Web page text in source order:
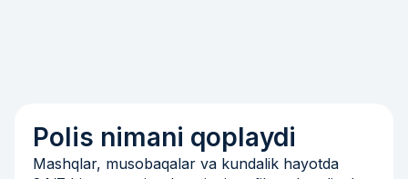
Polis nimani qoplaydi
Mashqlar, musobaqalar va kundalik hayotda